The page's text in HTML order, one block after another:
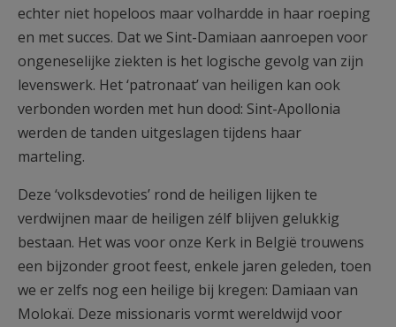
echter niet hopeloos maar volhardde in haar roeping
en met succes. Dat we Sint-Damiaan aanroepen voor
ongeneselijke ziekten is het logische gevolg van zijn
levenswerk. Het ‘patronaat’ van heiligen kan ook
verbonden worden met hun dood: Sint-Apollonia
werden de tanden uitgeslagen tijdens haar
marteling.
Deze ‘volksdevoties’ rond de heiligen lijken te
verdwijnen maar de heiligen zélf blijven gelukkig
bestaan. Het was voor onze Kerk in België trouwens
een bijzonder groot feest, enkele jaren geleden, toen
we er zelfs nog een heilige bij kregen: Damiaan van
Molokaï. Deze missionaris vormt wereldwijd voor